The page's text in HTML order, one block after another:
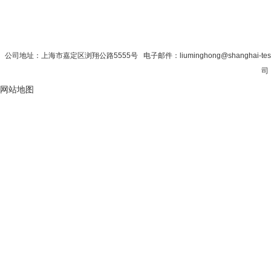
公司地址：上海市嘉定区浏翔公路5555号 电子邮件：liuminghong@shanghai-
司
网站地图